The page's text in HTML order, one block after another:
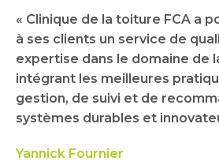
« Clinique de la toiture FCA a
à ses clients un service de
expertise dans le domaine de
intégrant les meilleures
gestion, de suivi et de
systèmes durables et
Yannick Fournier